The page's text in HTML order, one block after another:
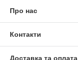
Про нас
Контакти
Доставка та оплата